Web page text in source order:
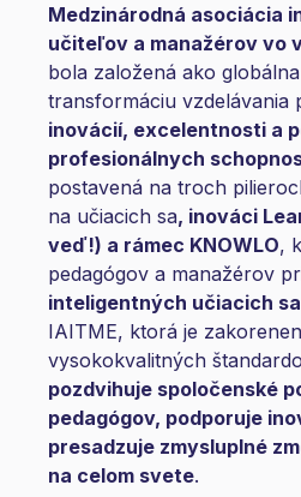
Medzinárodná asociácia
učiteľov a manažérov vo
bola založená ako
transformáciu vzdelávania
inovácií, excelentnosti a
profesionálnych
postavená na troch
na učiacich sa, inováci
veď!) a rámec KNOWLO,
pedagógov a manažérov
inteligentných učiacich
IAITME, ktorá je
vysokokvalitných
pozdvihuje spoločenské
pedagógov, podporuje
presadzuje zmysluplné
na celom svete.